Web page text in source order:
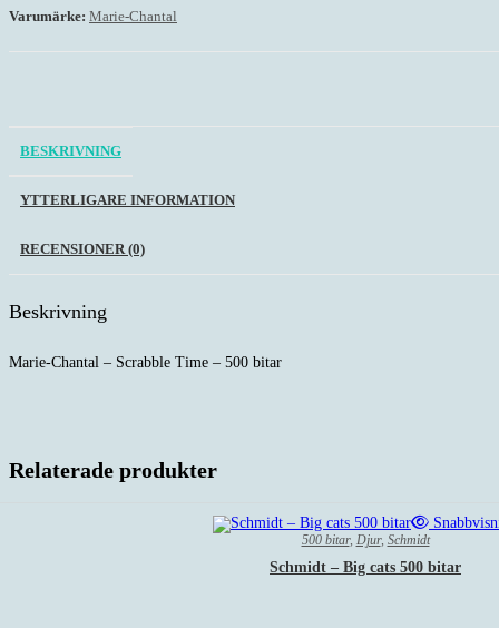
-Varumärke: Marie-Chantal
BESKRIVNING
YTTERLIGARE INFORMATION
RECENSIONER (0)
Beskrivning
Marie-Chantal – Scrabble Time – 500 bitar
Relaterade produkter
500 bitar, Djur, Schmidt
Schmidt – Big cats 500 bitar